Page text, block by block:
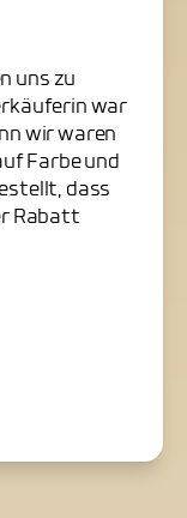
uns zu
war
wir waren
Farbe und
dass
Rabatt